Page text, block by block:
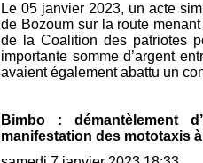
Le 05 janvier 2023, un acte
de Bozoum sur la route
de la Coalition des patriotes
importante somme d’argent
avaient également abattu un
Bimbo : démantèlement
manifestation des mototaxis